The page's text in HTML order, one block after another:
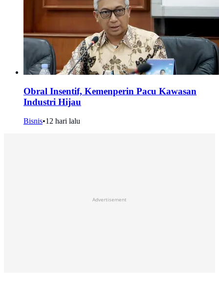
Obral Insentif, Kemenperin Pacu Kawasan
Industri Hijau
Bisnis•12 hari lalu
Advertisement